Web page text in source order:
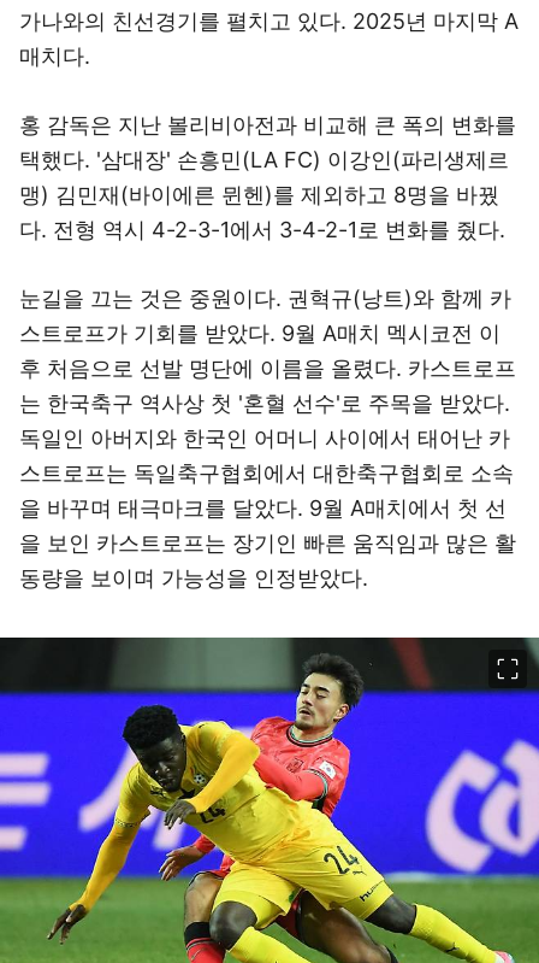
가나와의 친선경기를 펼치고 있다. 2025년 마지막 A
매치다.
홍 감독은 지난 볼리비아전과 비교해 큰 폭의 변화를
택했다. '삼대장' 손흥민(LA FC) 이강인(파리생제르
맹) 김민재(바이에른 뮌헨)를 제외하고 8명을 바꿨
다. 전형 역시 4-2-3-1에서 3-4-2-1로 변화를 줬다.
눈길을 끄는 것은 중원이다. 권혁규(낭트)와 함께 카
스트로프가 기회를 받았다. 9월 A매치 멕시코전 이
후 처음으로 선발 명단에 이름을 올렸다. 카스트로프
는 한국축구 역사상 첫 '혼혈 선수'로 주목을 받았다.
독일인 아버지와 한국인 어머니 사이에서 태어난 카
스트로프는 독일축구협회에서 대한축구협회로 소속
을 바꾸며 태극마크를 달았다. 9월 A매치에서 첫 선
을 보인 카스트로프는 장기인 빠른 움직임과 많은 활
동량을 보이며 가능성을 인정받았다.